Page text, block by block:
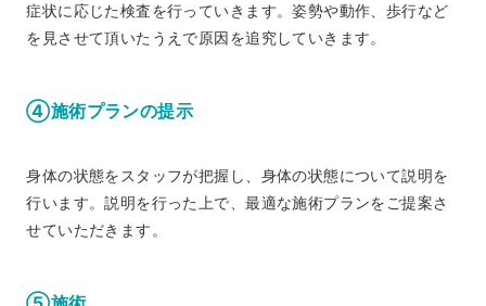
症状に応じた検査を行っていきます。姿勢や動作、歩行など
を見させて頂いたうえで原因を追究していきます。
④施術プランの提示
身体の状態をスタッフが把握し、身体の状態について説明を
行います。説明を行った上で、最適な施術プランをご提案さ
せていただきます。